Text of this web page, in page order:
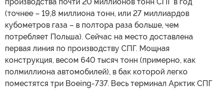
(точнее – 19,8 миллиона тонн, или 27 миллиардов
кубометров газа – в полтора раза больше, чем
потребляет Польша). Сейчас на место доставлена
первая линия по производству СПГ. Мощная
конструкция, весом 640 тысяч тонн (примерно, как
полмиллиона автомобилей), в бак которой легко
поместятся три Boeing-737. Весь терминал Арктик СПГ